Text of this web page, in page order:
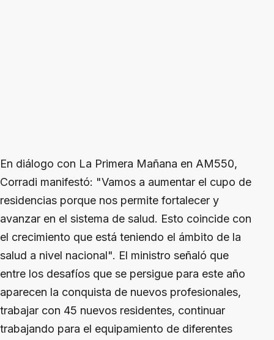
En diálogo con La Primera Mañana en AM550,
Corradi manifestó: "Vamos a aumentar el cupo de
residencias porque nos permite fortalecer y
avanzar en el sistema de salud. Esto coincide con
el crecimiento que está teniendo el ámbito de la
salud a nivel nacional". El ministro señaló que
entre los desafíos que se persigue para este año
aparecen la conquista de nuevos profesionales,
trabajar con 45 nuevos residentes, continuar
trabajando para el equipamiento de diferentes